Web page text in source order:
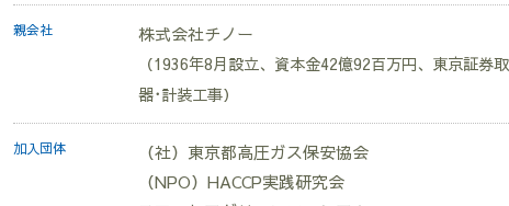
親会社 株式会社チノー
（1936年8月設立、資本金42億92百万円、東京証券
器･計装工事）
加入団体
（社）東京都高圧ガス保安協会
（NPO）HACCP実践研究会